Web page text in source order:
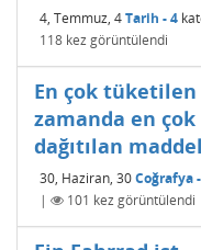
4, Temmuz, 4Tarih - 4
118 kez görüntülendi
En çok tüketilen
zamanda en
dağıtılan
30, Haziran, 30Coğrafya
|
101 kez görüntülendi